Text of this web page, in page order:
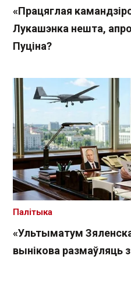
«Працяглая
Лукашэнка нешта,
Пуціна?
«Ультыматум
вынікова размаўляць
Палітыка